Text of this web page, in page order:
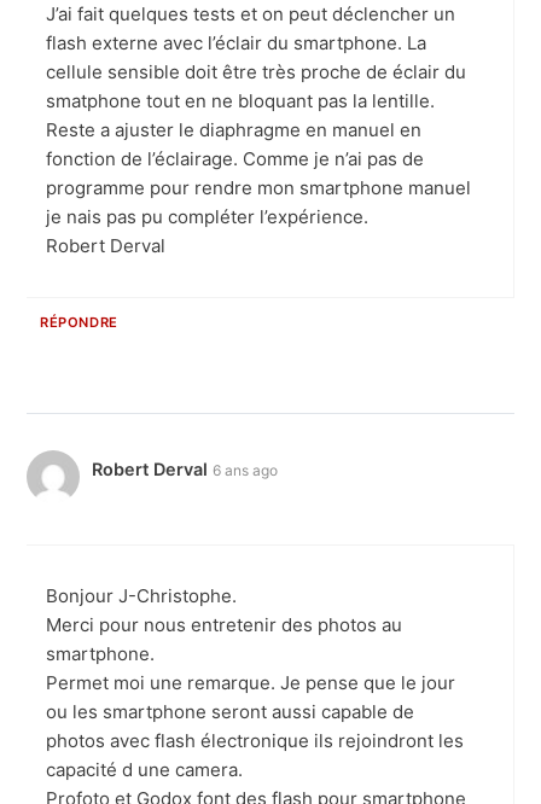
J’ai fait quelques tests et on peut déclencher un
flash externe avec l’éclair du smartphone. La
cellule sensible doit être très proche de éclair du
smatphone tout en ne bloquant pas la lentille.
Reste a ajuster le diaphragme en manuel en
fonction de l’éclairage. Comme je n’ai pas de
programme pour rendre mon smartphone manuel
je nais pas pu compléter l’expérience.
Robert Derval
RÉPONDRE
Robert Derval 6 ans ago
Bonjour J-Christophe.
Merci pour nous entretenir des photos au
smartphone.
Permet moi une remarque. Je pense que le jour
ou les smartphone seront aussi capable de
photos avec flash électronique ils rejoindront les
capacité d une camera.
Profoto et Godox font des flash pour smartphone